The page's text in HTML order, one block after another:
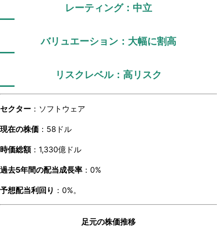
レーティング：中立
バリュエーション：大幅に割高
リスクレベル：高リスク
セクター ：ソフトウェア
現在の株価 ：58ドル
時価総額：1,330億ドル
過去5年間の配当成長率 ：0%
予想配当利回り ：0%。
足元の株価推移